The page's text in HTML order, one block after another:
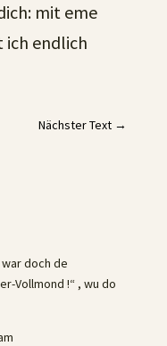
mit eme
ich endlich
Nächster Text →
doch de
Vollmond !“ , wu do